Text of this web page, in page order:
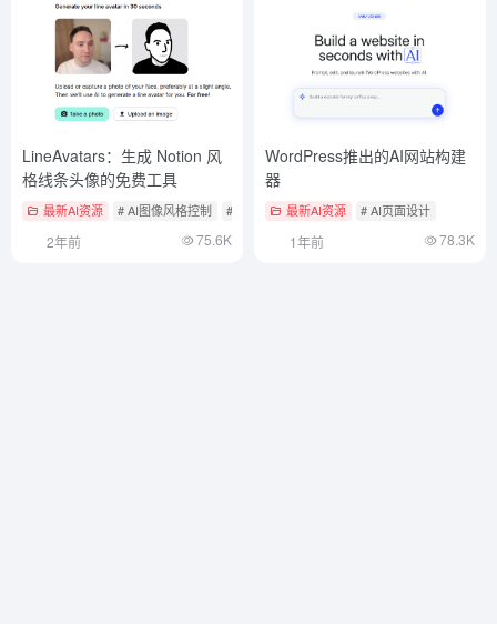
LineAvatars：生成 Notion 风
格线条头像的免费工具
最新AI资源 # AI图像风格控制 # AI开源项目
2年前 75.6K
WordPress推出的AI网站构建
器
最新AI资源 # AI页面设计
1年前 78.3K